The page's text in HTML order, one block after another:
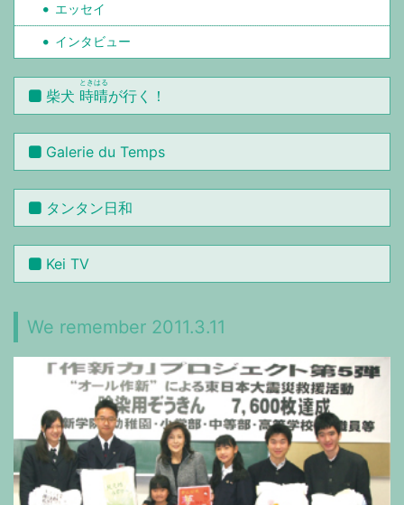
エッセイ
インタビュー
柴犬 時晴
ときはる
が行く！
Galerie du Temps
タンタン日和
Kei TV
We remember 2011.3.11